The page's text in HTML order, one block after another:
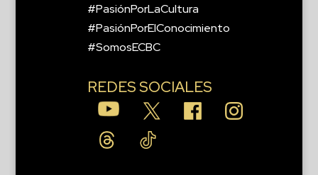
#PasiónPorLaCultura
#PasiónPorElConocimiento
#SomosECBC
REDES SOCIALES